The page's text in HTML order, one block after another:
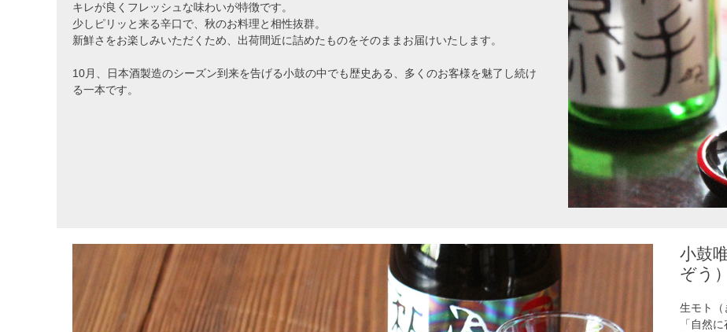
キレが良くフレッシュな味わいが特徴です。
少しピリッと来る辛口で、秋のお料理と相性抜群。
新鮮さをお楽しみいただくため、出荷間近に詰めたものをそのままお届けいたします。
10月、日本酒製造のシーズン到来を告げる小鼓の中でも歴史ある、多くのお客様を魅了し続け
る一本です。
小鼓
ぞう
生モト（
「自然